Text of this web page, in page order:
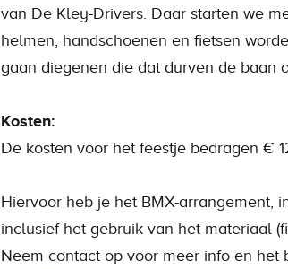
van De Kley-Drivers. Daar starten we
helmen, handschoenen en fietsen
gaan diegenen die dat durven de baan
Kosten:
De kosten voor het feestje bedragen €
Hiervoor heb je het BMX-arrangement,
inclusief het gebruik van het materiaal
Neem contact op voor meer info en het